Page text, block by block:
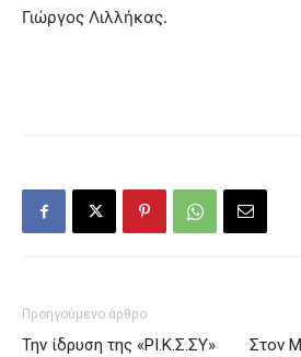
Γιώργος Λιλλήκας.
Προηγούμενο άρθρο
Την ίδρυση της «ΡΙ.Κ.Σ.ΣΥ»
Στον